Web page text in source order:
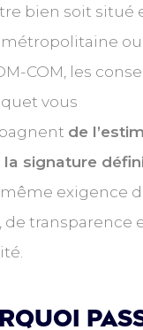
bien soit situé
métropolitaine
COM, les
vous
de
la signature
même exigence
de transparence